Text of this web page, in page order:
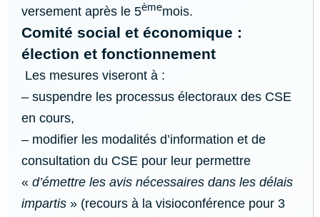
versement après le 5èmemois.
Comité social et économique :
élection et fonctionnement
Les mesures viseront à :
– suspendre les processus électoraux des CSE
en cours,
– modifier les modalités d’information et de
consultation du CSE pour leur permettre
« d’émettre les avis nécessaires dans les délais
impartis » (recours à la visioconférence pour 3